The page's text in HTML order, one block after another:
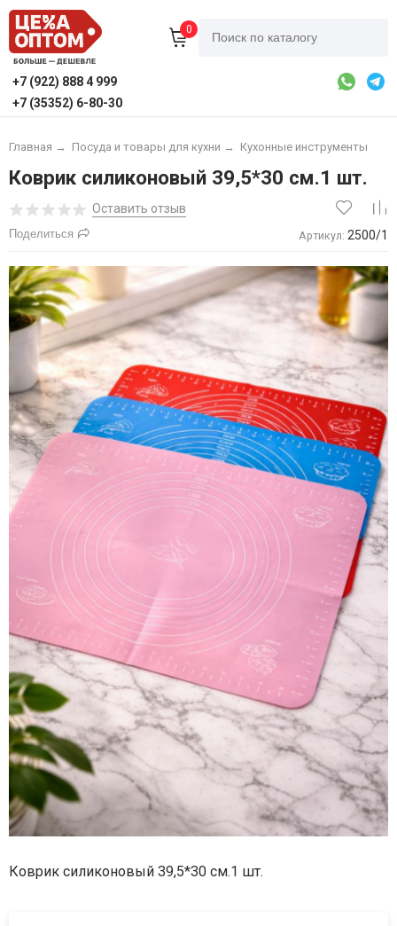
0
+7 (922) 888 4 999
+7 (35352) 6-80-30
Главная → Посуда и товары для кухни → Кухонные инструменты
Коврик силиконовый 39,5*30 см.1 шт.
Оставить отзыв
Поделиться Артикул: 2500/1
Коврик силиконовый 39,5*30 см.1 шт.